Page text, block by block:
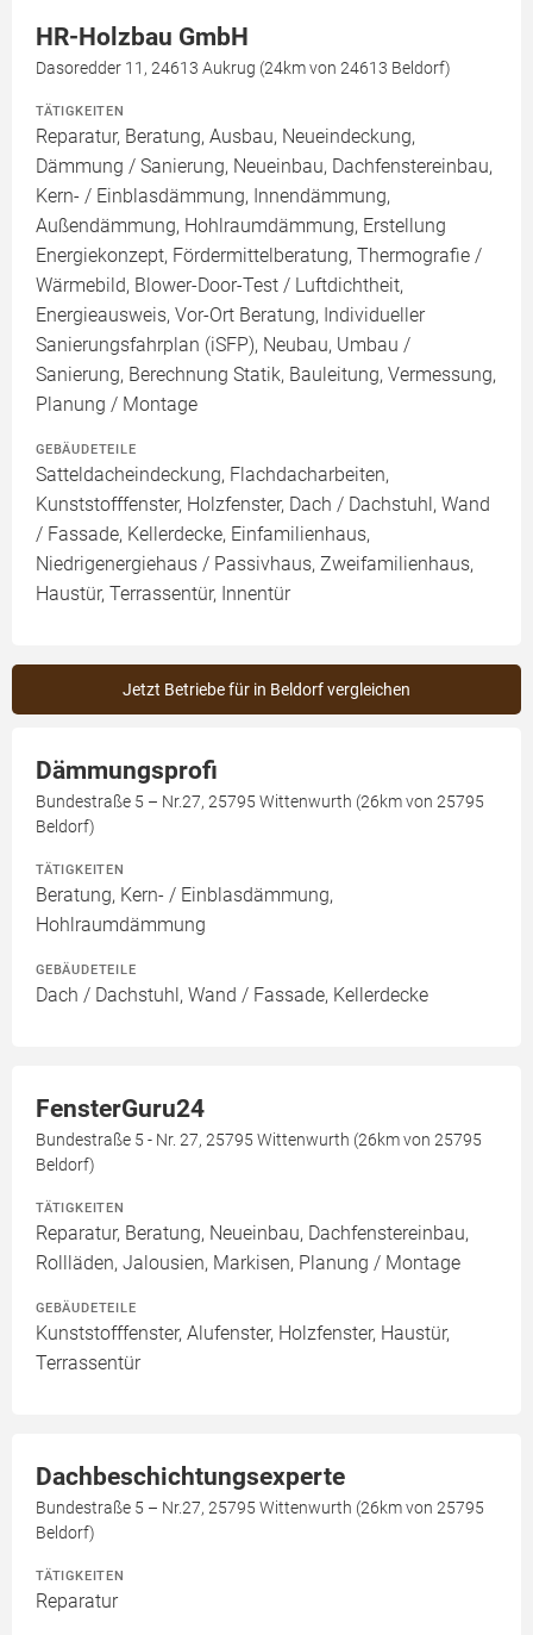
HR-Holzbau GmbH
Dasoredder 11, 24613 Aukrug (24km von 24613 Beldorf)
TÄTIGKEITEN
Reparatur, Beratung, Ausbau, Neueindeckung,
Dämmung / Sanierung, Neueinbau, Dachfenstereinbau,
Kern- / Einblasdämmung, Innendämmung,
Außendämmung, Hohlraumdämmung, Erstellung
Energiekonzept, Fördermittelberatung, Thermografie /
Wärmebild, Blower-Door-Test / Luftdichtheit,
Energieausweis, Vor-Ort Beratung, Individueller
Sanierungsfahrplan (iSFP), Neubau, Umbau /
Sanierung, Berechnung Statik, Bauleitung, Vermessung,
Planung / Montage
GEBÄUDETEILE
Satteldacheindeckung, Flachdacharbeiten,
Kunststofffenster, Holzfenster, Dach / Dachstuhl, Wand
/ Fassade, Kellerdecke, Einfamilienhaus,
Niedrigenergiehaus / Passivhaus, Zweifamilienhaus,
Haustür, Terrassentür, Innentür
Jetzt Betriebe für in Beldorf vergleichen
Dämmungsprofi
Bundestraße 5 – Nr.27, 25795 Wittenwurth (26km von 25795
Beldorf)
TÄTIGKEITEN
Beratung, Kern- / Einblasdämmung,
Hohlraumdämmung
GEBÄUDETEILE
Dach / Dachstuhl, Wand / Fassade, Kellerdecke
FensterGuru24
Bundestraße 5 - Nr. 27, 25795 Wittenwurth (26km von 25795
Beldorf)
TÄTIGKEITEN
Reparatur, Beratung, Neueinbau, Dachfenstereinbau,
Rollläden, Jalousien, Markisen, Planung / Montage
GEBÄUDETEILE
Kunststofffenster, Alufenster, Holzfenster, Haustür,
Terrassentür
Dachbeschichtungsexperte
Bundestraße 5 – Nr.27, 25795 Wittenwurth (26km von 25795
Beldorf)
TÄTIGKEITEN
Reparatur